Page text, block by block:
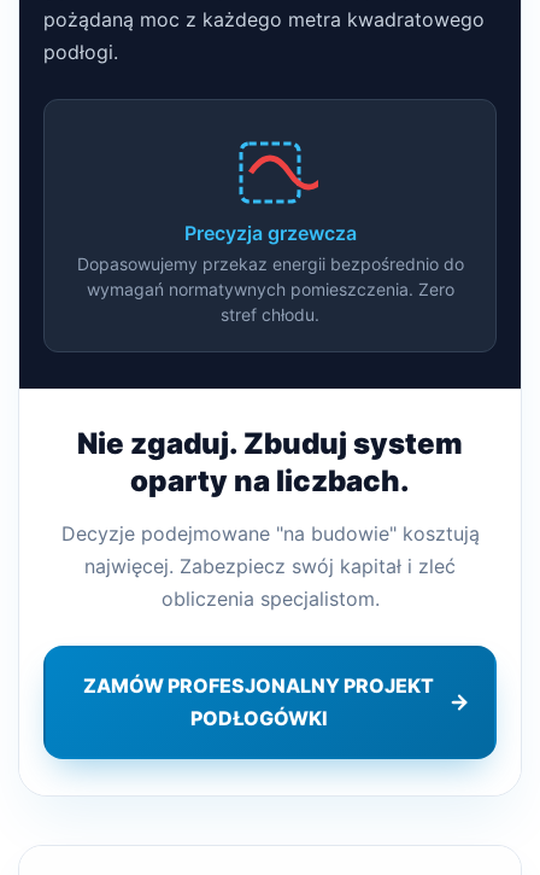
pożądaną moc z każdego metra kwadratowego
podłogi.
Precyzja grzewcza
Dopasowujemy przekaz energii bezpośrednio do
wymagań normatywnych pomieszczenia. Zero
stref chłodu.
Nie zgaduj. Zbuduj system
oparty na liczbach.
Decyzje podejmowane "na budowie" kosztują
najwięcej. Zabezpiecz swój kapitał i zleć
obliczenia specjalistom.
ZAMÓW PROFESJONALNY PROJEKT
PODŁOGÓWKI